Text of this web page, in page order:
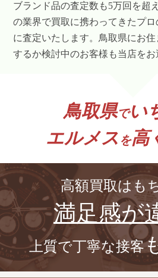
ブランド品の査定数も5万回を超
の業界で買取に携わってきたプ
に査定いたします。鳥取県にお
するか検討中のお客様も当店をお
鳥取県でい
エルメス を高
高額買取はも
満足感が
上質で丁寧な接客